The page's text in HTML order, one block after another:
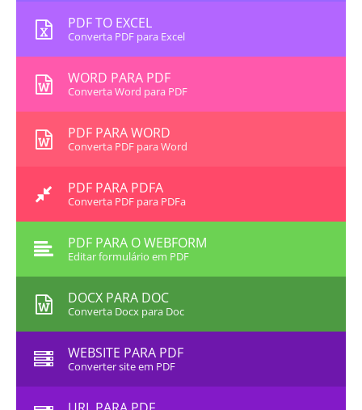
PDF TO EXCEL
Converta PDF para Excel
WORD PARA PDF
Converta Word para PDF
PDF PARA WORD
Converta PDF para Word
PDF PARA PDFA
Converta PDF para PDFa
PDF PARA O WEBFORM
Editar formulário em PDF
DOCX PARA DOC
Converta Docx para Doc
WEBSITE PARA PDF
Converter site em PDF